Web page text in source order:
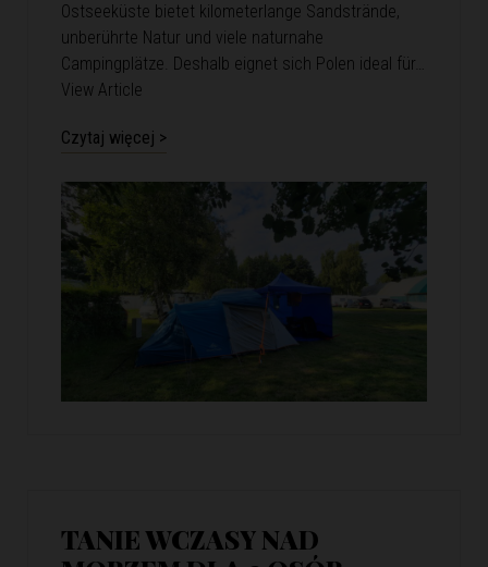
Ostseeküste bietet kilometerlange Sandstrände,
unberührte Natur und viele naturnahe
Campingplätze. Deshalb eignet sich Polen ideal für…
View Article
Czytaj więcej >
TANIE WCZASY NAD